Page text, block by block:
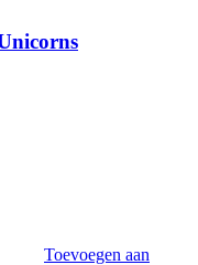
Toevoegen aan